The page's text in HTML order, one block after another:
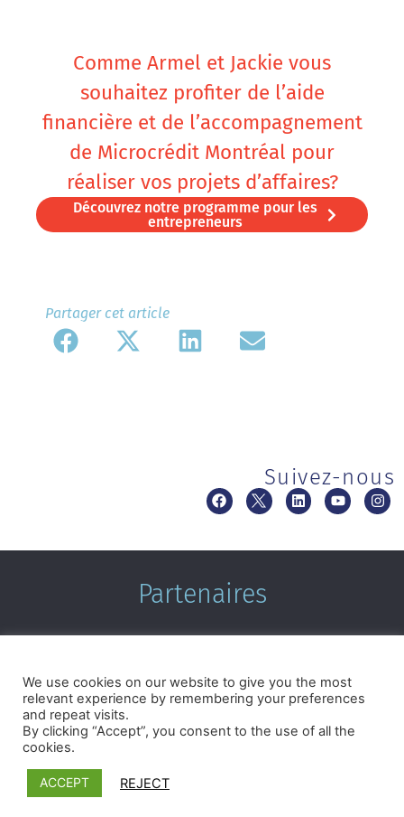
Comme Armel et Jackie vous
souhaitez profiter de l’aide
financière et de l’accompagnement
de Microcrédit Montréal pour
réaliser vos projets d’affaires?
Découvrez notre programme pour les
entrepreneurs
Partager cet article​
Suivez-nous
Partenaires
©2026 Microcrédit Montréal. Tous droits réservés.|
par Pixforia
We use cookies on our website to give you the most
relevant experience by remembering your preferences
and repeat visits.
By clicking “Accept”, you consent to the use of all the
cookies.
ACCEPT REJECT